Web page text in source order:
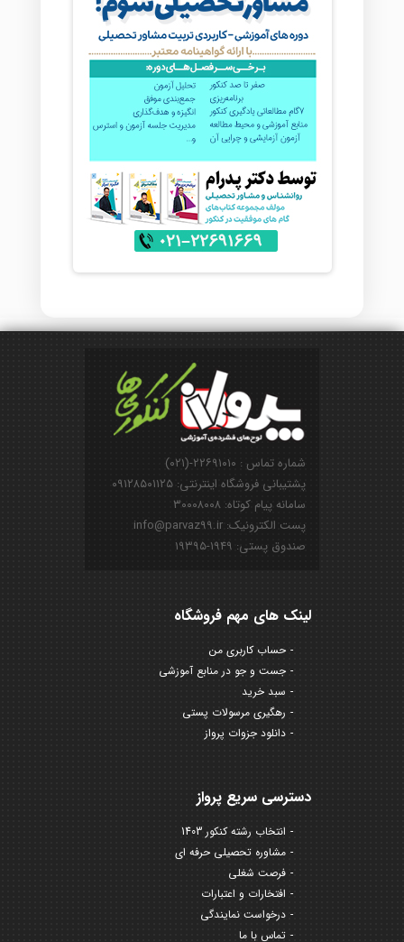
شماره تماس : ۲۲۶۹۱۰۱۰-(۰۲۱)
پشتیبانی فروشگاه اینترنتی: ۰۹۱۲۸۵۰۱۱۲۵
سامانه پیام کوتاه: ۳۰۰۰۸۰۰۸
پست الکترونیک: info@parvaz99.ir
صندوق پستی: ۱۹۴۹-۱۹۳۹۵
لینک های مهم فروشگاه
حساب کاربری من
جست و جو در منابع آموزشی
سبد خرید
رهگیری مرسولات پستی
دانلود جزوات پرواز
دسترسی سریع پرواز
انتخاب رشته کنکور 1403
مشاوره تحصیلی حرفه ای
فرصت شغلی
افتخارات و اعتبارات
درخواست نمایندگی
تماس با ما